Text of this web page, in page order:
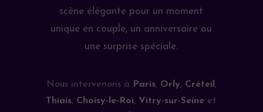
scène élégante pour un moment
unique en couple, un anniversaire ou
une surprise spéciale.
Nous intervenons à Paris, Orly, Créteil,
Thiais, Choisy-le-Roi, Vitry-sur-Seine et